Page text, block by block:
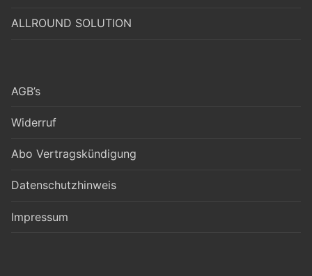
ALLROUND SOLUTION
AGB’s
Widerruf
Abo Vertragskündigung
Datenschutzhinweis
Impressum